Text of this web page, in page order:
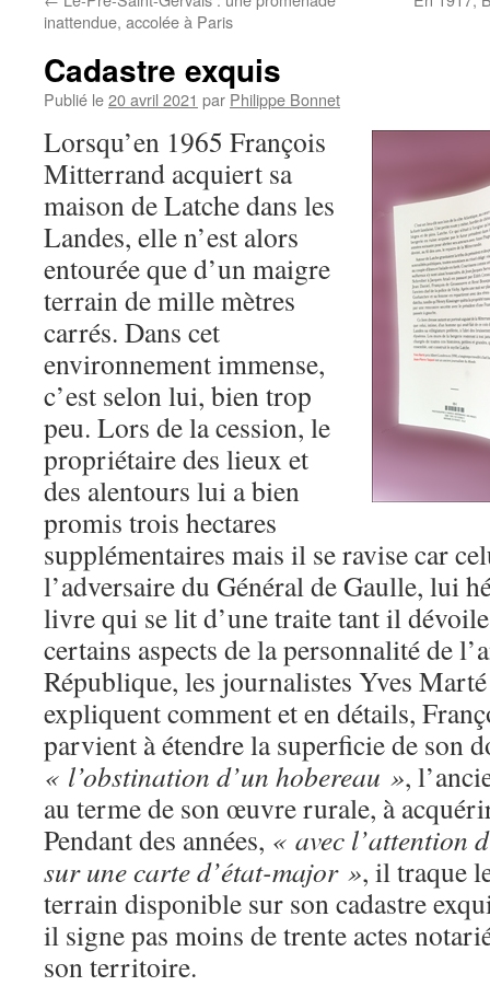
inattendue, accolée à Paris
Cadastre exquis
Publié le20 avril 2021 par Philippe Bonnet
Lorsqu’en 1965 François
Mitterrand acquiert sa
maison de Latche dans les
Landes, elle n’est alors
entourée que d’un maigre
terrain de mille mètres
carrés. Dans cet
environnement immense,
c’est selon lui, bien trop
peu. Lors de la cession, le
propriétaire des lieux et
des alentours lui a bien
promis trois hectares
supplémentaires mais il se ravise car
l’adversaire du Général de Gaulle, lui
livre qui se lit d’une traite tant il
certains aspects de la personnalité de
République, les journalistes Yves
expliquent comment et en détails,
parvient à étendre la superficie de son
« l’obstination d’un hobereau »,
au terme de son œuvre rurale, à
Pendant des années, « avec l’attention
sur une carte d’état-major », il traque
terrain disponible sur son cadastre
il signe pas moins de trente actes
son territoire.